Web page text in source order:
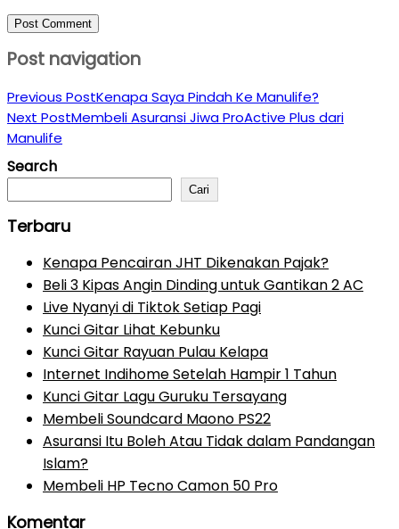
Post navigation
Previous PostKenapa Saya Pindah Ke Manulife?
Next PostMembeli Asuransi Jiwa ProActive Plus dari
Manulife
Search
Cari
Terbaru
Kenapa Pencairan JHT Dikenakan Pajak?
Beli 3 Kipas Angin Dinding untuk Gantikan 2 AC
Live Nyanyi di Tiktok Setiap Pagi
Kunci Gitar Lihat Kebunku
Kunci Gitar Rayuan Pulau Kelapa
Internet Indihome Setelah Hampir 1 Tahun
Kunci Gitar Lagu Guruku Tersayang
Membeli Soundcard Maono PS22
Asuransi Itu Boleh Atau Tidak dalam Pandangan
Islam?
Membeli HP Tecno Camon 50 Pro
Komentar